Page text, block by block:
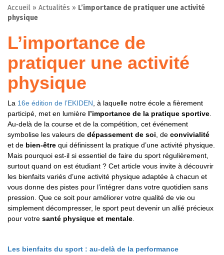
Accueil » Actualités » L’importance de pratiquer une activité
physique
L’importance de
pratiquer une activité
physique
La 16e édition de l’EKIDEN , à laquelle notre école a fièrement
participé, met en lumière l’importance de la pratique sportive
Au-delà de la course et de la compétition, cet événement
symbolise les valeurs de dépassement de soi , de convivialité
et de bien-être qui définissent la pratique d’une activité physique.
Mais pourquoi est-il si essentiel de faire du sport régulièrement,
surtout quand on est étudiant ? Cet article vous invite à découvrir
les bienfaits variés d’une activité physique adaptée à chacun et
vous donne des pistes pour l’intégrer dans votre quotidien sans
pression. Que ce soit pour améliorer votre qualité de vie ou
simplement décompresser, le sport peut devenir un allié précieux
pour votre santé physique et mentale
Les bienfaits du sport : au-delà de la performance